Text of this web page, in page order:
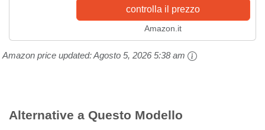
controlla il prezzo
Amazon.it
Amazon price updated:Agosto 5, 2026 5:38 am
Alternative a Questo Modello